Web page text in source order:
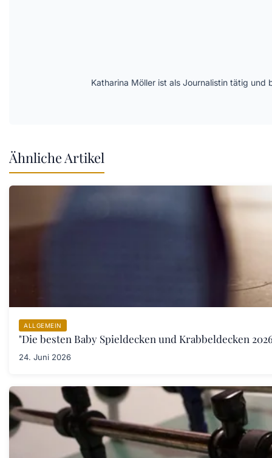
Katharina Möller ist als Journalistin tätig
Ähnliche Artikel
ALLGEMEIN
"Die besten Baby Spieldecken und Krabbeldecken
24. Juni 2026